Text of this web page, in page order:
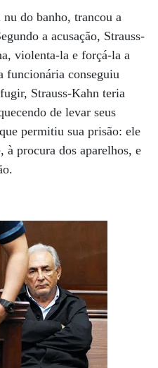
do banho, trancou a
a acusação, Strauss-
violenta-la e forçá-la a
funcionária conseguiu
Strauss-Kahn teria
de levar seus
permitiu sua prisão: ele
procura dos aparelhos, e